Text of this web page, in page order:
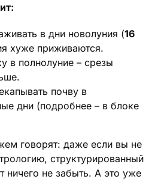
в дни новолуния (16
хуже приживаются.
в полнолуние – срезы
почву в
дни (подробнее – в блоке
говорят: даже если вы не
структурированный
ничего не забыть. А это уже